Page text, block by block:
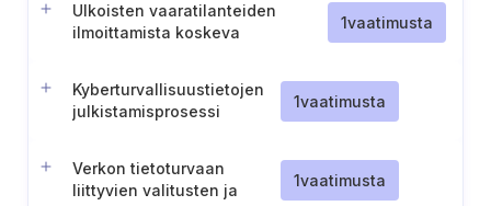
Ulkoisten vaaratilanteiden
ilmoittamista koskeva
1vaatimusta
Kyberturvallisuustietojen
julkistamisprosessi
1vaatimusta
Verkon tietoturvaan
liittyvien valitusten ja
1vaatimusta